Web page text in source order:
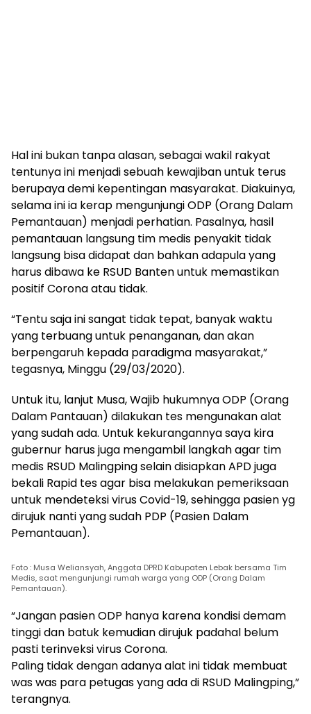
Hal ini bukan tanpa alasan, sebagai wakil rakyat
tentunya ini menjadi sebuah kewajiban untuk terus
berupaya demi kepentingan masyarakat. Diakuinya,
selama ini ia kerap mengunjungi ODP (Orang Dalam
Pemantauan) menjadi perhatian. Pasalnya, hasil
pemantauan langsung tim medis penyakit tidak
langsung bisa didapat dan bahkan adapula yang
harus dibawa ke RSUD Banten untuk memastikan
positif Corona atau tidak.
“Tentu saja ini sangat tidak tepat, banyak waktu
yang terbuang untuk penanganan, dan akan
berpengaruh kepada paradigma masyarakat,”
tegasnya, Minggu (29/03/2020).
Untuk itu, lanjut Musa, Wajib hukumnya ODP (Orang
Dalam Pantauan) dilakukan tes mengunakan alat
yang sudah ada. Untuk kekurangannya saya kira
gubernur harus juga mengambil langkah agar tim
medis RSUD Malingping selain disiapkan APD juga
bekali Rapid tes agar bisa melakukan pemeriksaan
untuk mendeteksi virus Covid-19, sehingga pasien yg
dirujuk nanti yang sudah PDP (Pasien Dalam
Pemantauan).
Foto : Musa Weliansyah, Anggota DPRD Kabupaten Lebak bersama Tim
Medis, saat mengunjungi rumah warga yang ODP (Orang Dalam
Pemantauan).
“Jangan pasien ODP hanya karena kondisi demam
tinggi dan batuk kemudian dirujuk padahal belum
pasti terinveksi virus Corona.
Paling tidak dengan adanya alat ini tidak membuat
was was para petugas yang ada di RSUD Malingping,”
terangnya.